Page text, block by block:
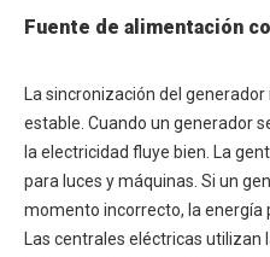
Fuente de alimentación
La sincronización del
estable. Cuando un generador
la electricidad fluye bien. La
para luces y máquinas. Si un
momento incorrecto, la energía
Las centrales eléctricas